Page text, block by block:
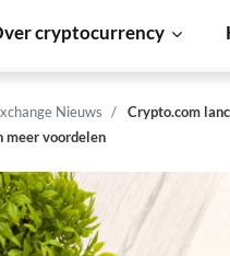
cryptocurrency
Nieuws
Crypto.com
meer voordelen